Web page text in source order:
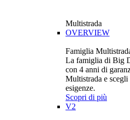
Multistrada
OVERVIEW
Famiglia
La famiglia di Big
con 4 anni di
Multistrada e
esigenze.
Scopri di più
V2